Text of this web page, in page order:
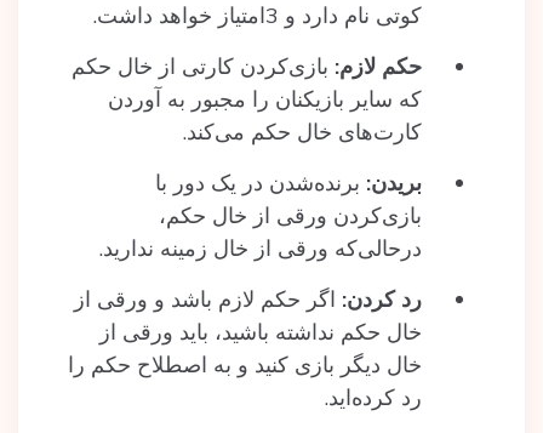
کوتی نام دارد و 3امتیاز خواهد داشت.
حکم لازم: بازی‌کردن کارتی از خال حکم
که سایر بازیکنان را مجبور به آوردن
کارت‌های خال حکم می‌کند.
بریدن: برنده‌شدن در یک دور با
بازی‌کردن ورقی از خال حکم،
درحالی‌که ورقی از خال زمینه ندارید.
رد کردن: اگر حکم لازم باشد و ورقی از
خال حکم نداشته باشید، باید ورقی از
خال دیگر بازی کنید و به اصطلاح حکم را
رد کرده‌اید.